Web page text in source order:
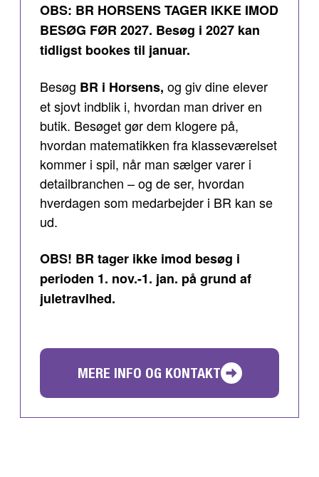
OBS: BR HORSENS TAGER IKKE IMOD
BESØG FØR 2027. Besøg i 2027 kan
tidligst bookes til januar.
Besøg BR i Horsens, og giv dine elever
et sjovt indblik i, hvordan man driver en
butik. Besøget gør dem klogere på,
hvordan matematikken fra klasseværelset
kommer i spil, når man sælger varer i
detailbranchen – og de ser, hvordan
hverdagen som medarbejder i BR kan se
ud.
OBS! BR tager ikke imod besøg i
perioden 1. nov.-1. jan. på grund af
juletravlhed.
MERE INFO OG KONTAKT